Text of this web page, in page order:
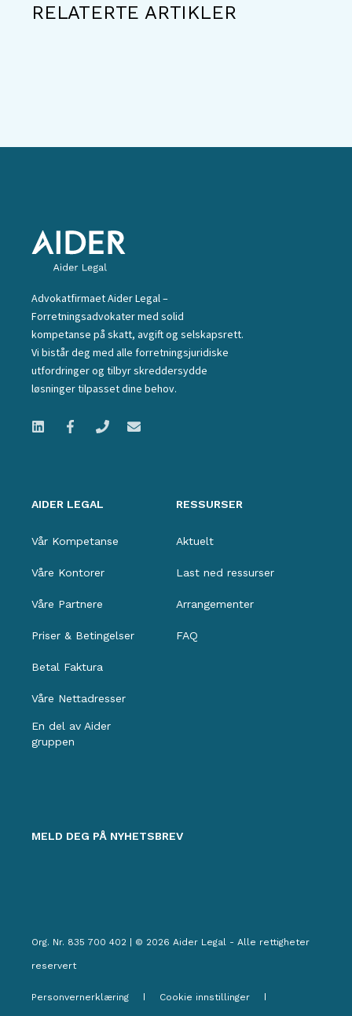
RELATERTE ARTIKLER
Advokatfirmaet Aider Legal –
Forretningsadvokater med solid
kompetanse på skatt, avgift og selskapsrett.
Vi bistår deg med alle forretningsjuridiske
utfordringer og tilbyr skreddersydde
løsninger tilpasset dine behov.
AIDER LEGAL
Vår Kompetanse
Våre Kontorer
Våre Partnere
Priser & Betingelser
Betal Faktura
Våre Nettadresser
En del av Aider
gruppen
RESSURSER
Aktuelt
Last ned ressurser
Arrangementer
FAQ
MELD DEG PÅ NYHETSBREV
Org. Nr. 835 700 402 | © 2026 Aider Legal - Alle rettigheter
reservert
Personvernerklæring Cookie innstillinger